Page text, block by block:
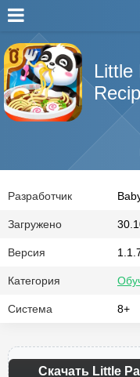
Little
Разработчик
Загружено
Версия
Категория
Система 8+
Скачать Little